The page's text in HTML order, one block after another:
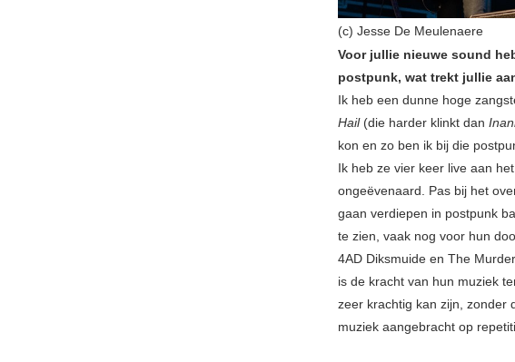
(c) Jesse De Meulenaere
Voor jullie nieuwe sound
postpunk, wat trekt jullie
Ik heb een dunne hoge
Hail (die harder klinkt dan
kon en zo ben ik bij die
Ik heb ze vier keer live aan
ongeëvenaard. Pas bij het
gaan verdiepen in postpunk
te zien, vaak nog voor hun
4AD Diksmuide en The
is de kracht van hun muziek
zeer krachtig kan zijn, zonder
muziek aangebracht op